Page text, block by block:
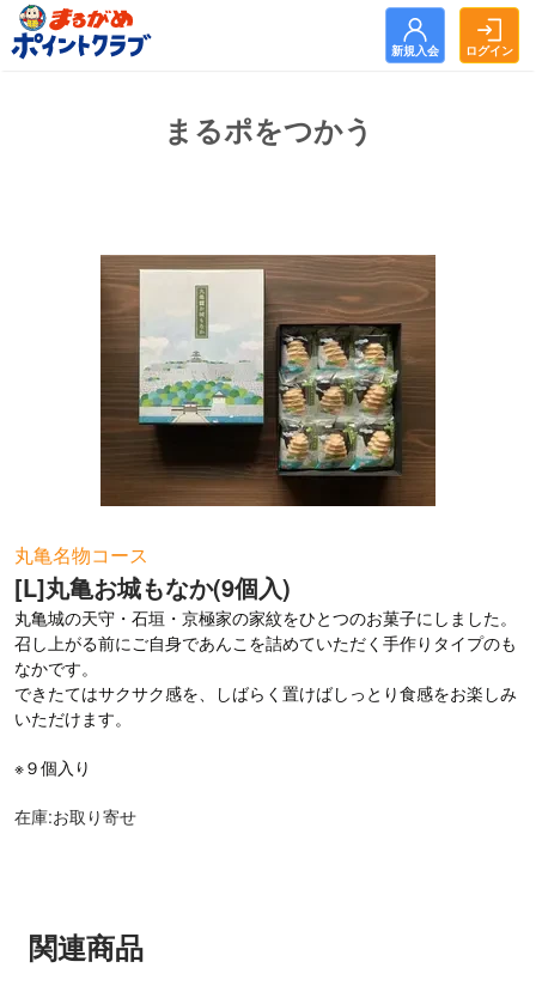
新規入会 ログイン
新規入会 ログイン
まるがめポイントクラブとは？
まるポをためる
まるポをつかう
よくある質問
お問い合わせ
まるポをつかう
丸亀名物コース
[L]丸亀お城もなか(9個入)
丸亀城の天守・石垣・京極家の家紋をひとつのお菓子にしました。
召し上がる前にご自身であんこを詰めていただく手作りタイプのも
なかです。
できたてはサクサク感を、しばらく置けばしっとり食感をお楽しみ
いただけます。
※９個入り
在庫:お取り寄せ
関連商品